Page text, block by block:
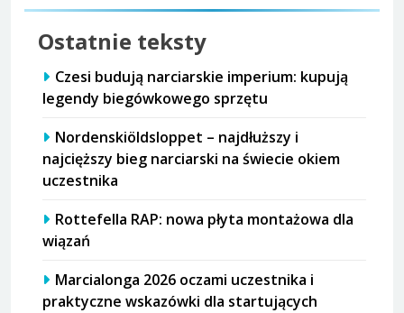
Ostatnie teksty
Czesi budują narciarskie imperium: kupują
legendy biegówkowego sprzętu
Nordenskiöldsloppet – najdłuższy i
najcięższy bieg narciarski na świecie okiem
uczestnika
Rottefella RAP: nowa płyta montażowa dla
wiązań
Marcialonga 2026 oczami uczestnika i
praktyczne wskazówki dla startujących